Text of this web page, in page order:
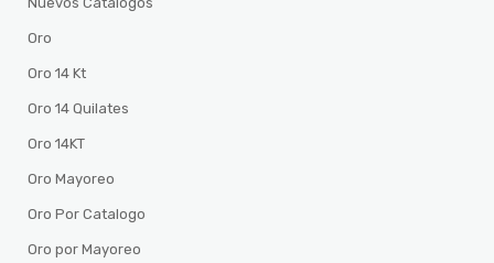
Oro
Oro 14 Kt
Oro 14 Quilates
Oro 14KT
Oro Mayoreo
Oro Por Catalogo
Oro por Mayoreo